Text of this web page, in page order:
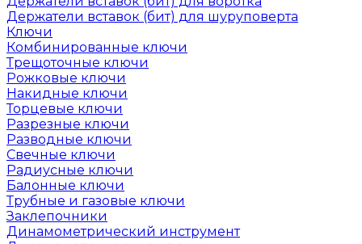
Держатели вставок (бит) для шуруповерта
Ключи
Комбинированные ключи
Трещоточные ключи
Рожковые ключи
Накидные ключи
Торцевые ключи
Разрезные ключи
Разводные ключи
Свечные ключи
Радиусные ключи
Балонные ключи
Трубные и газовые ключи
Заклепочники
Динамометрический инструмент